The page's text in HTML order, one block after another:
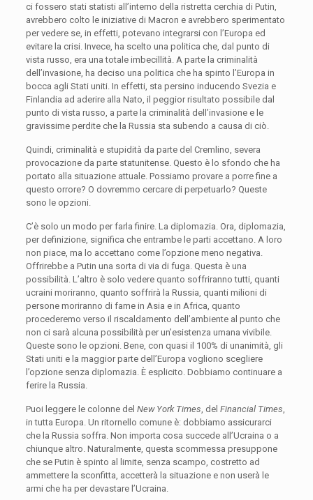
ci fossero stati statisti all’interno della ristretta cerchia di Putin,
avrebbero colto le iniziative di Macron e avrebbero sperimentato
per vedere se, in effetti, potevano integrarsi con l’Europa ed
evitare la crisi. Invece, ha scelto una politica che, dal punto di
vista russo, era una totale imbecillità. A parte la criminalità
dell’invasione, ha deciso una politica che ha spinto l’Europa in
bocca agli Stati uniti. In effetti, sta persino inducendo Svezia e
Finlandia ad aderire alla Nato, il peggior risultato possibile dal
punto di vista russo, a parte la criminalità dell’invasione e le
gravissime perdite che la Russia sta subendo a causa di ciò.
Quindi, criminalità e stupidità da parte del Cremlino, severa
provocazione da parte statunitense. Questo è lo sfondo che ha
portato alla situazione attuale. Possiamo provare a porre fine a
questo orrore? O dovremmo cercare di perpetuarlo? Queste
sono le opzioni.
C’è solo un modo per farla finire. La diplomazia. Ora, diplomazia,
per definizione, significa che entrambe le parti accettano. A loro
non piace, ma lo accettano come l’opzione meno negativa.
Offrirebbe a Putin una sorta di via di fuga. Questa è una
possibilità. L’altro è solo vedere quanto soffriranno tutti, quanti
ucraini moriranno, quanto soffrirà la Russia, quanti milioni di
persone moriranno di fame in Asia e in Africa, quanto
procederemo verso il riscaldamento dell’ambiente al punto che
non ci sarà alcuna possibilità per un’esistenza umana vivibile.
Queste sono le opzioni. Bene, con quasi il 100% di unanimità, gli
Stati uniti e la maggior parte dell’Europa vogliono scegliere
l’opzione senza diplomazia. È esplicito. Dobbiamo continuare a
ferire la Russia.
Puoi leggere le colonne del New York Times , del Financial Times
in tutta Europa. Un ritornello comune è: dobbiamo assicurarci
che la Russia soffra. Non importa cosa succede all’Ucraina o a
chiunque altro. Naturalmente, questa scommessa presuppone
che se Putin è spinto al limite, senza scampo, costretto ad
ammettere la sconfitta, accetterà la situazione e non userà le
armi che ha per devastare l’Ucraina.